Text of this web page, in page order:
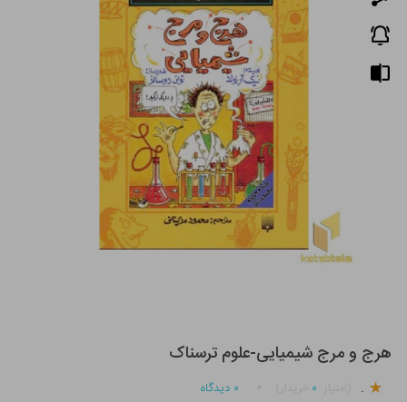
هرج و مرج شیمیایی-علوم ترسناک
. ۰ ۰ دیدگاه